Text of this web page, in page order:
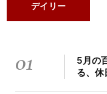
デイリー
01
5月の
る、休